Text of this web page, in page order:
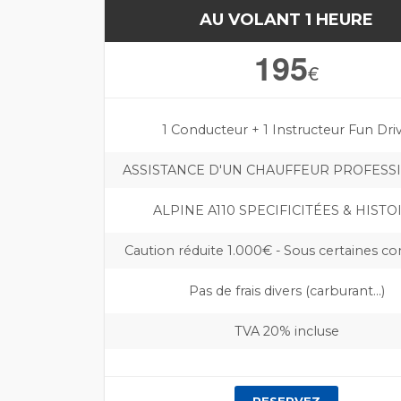
AU VOLANT 1 HEURE
195€
1 Conducteur + 1 Instructeur Fun
ASSISTANCE D'UN CHAUFFEUR
ALPINE A110 SPECIFICITÉES &
Caution réduite 1.000€ - Sous certaines
Pas de frais divers (carburant…)
TVA 20% incluse